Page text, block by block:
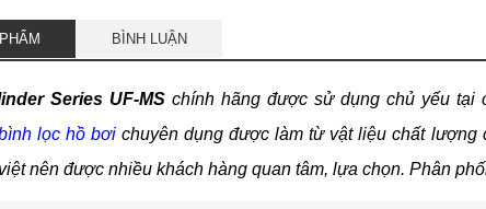
BÌNH LUẬN
Series UF-MS chính hãng được sử dụng chủ yếu
lọc hồ bơi chuyên dụng được làm từ vật liệu chất
nên được nhiều khách hàng quan tâm, lựa chọn. Phân